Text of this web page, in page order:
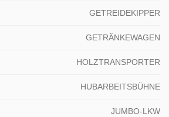
GETREIDEKIPPER
GETRÄNKEWAGEN
HOLZTRANSPORTER
HUBARBEITSBÜHNE
JUMBO-LKW